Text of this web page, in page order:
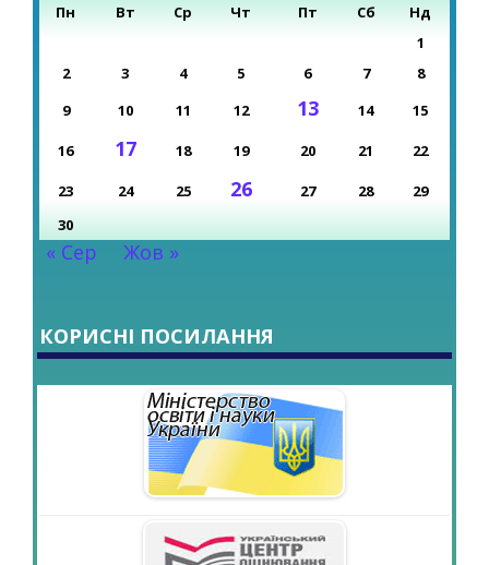
Пн
Вт Ср Чт Пт Сб
Нд
1
2
3 4 5 6 7
8
9
10 11 12 13 14 15
16 17 18 19 20 21 22
23 24 25 26 27 28
29
30
« Сер Жов »
КОРИСНІ ПОСИЛАННЯ